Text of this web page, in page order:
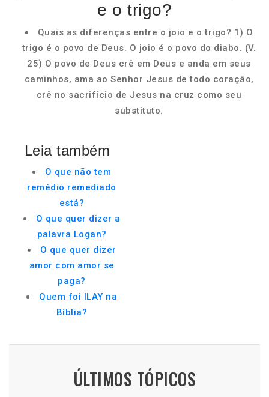
e o trigo?
Quais as diferenças entre o joio e o trigo? 1) O
trigo é o povo de Deus. O joio é o povo do diabo. (V.
25) O povo de Deus crê em Deus e anda em seus
caminhos, ama ao Senhor Jesus de todo coração,
crê no sacrifício de Jesus na cruz como seu
substituto.
Leia também
O que não tem
remédio remediado
está?
O que quer dizer a
palavra Logan?
O que quer dizer
amor com amor se
paga?
Quem foi ILAY na
Bíblia?
ÚLTIMOS TÓPICOS